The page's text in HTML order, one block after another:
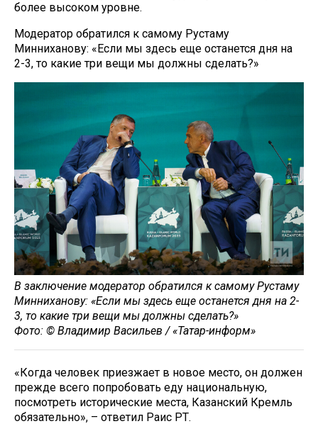
более высоком уровне.
Модератор обратился к самому Рустаму
Минниханову: «Если мы здесь еще останется дня на
2-3, то какие три вещи мы должны сделать?»
В заключение модератор обратился к самому Рустаму
Минниханову: «Если мы здесь еще останется дня на 2-
3, то какие три вещи мы должны сделать?»
Фото: © Владимир Васильев / «Татар-информ»
«Когда человек приезжает в новое место, он должен
прежде всего попробовать еду национальную,
посмотреть исторические места, Казанский Кремль
обязательно», – ответил Раис РТ.